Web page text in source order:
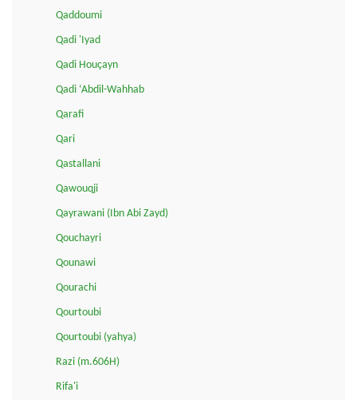
Qaddoumi
Qadi 'Iyad
Qadi Houçayn
Qadi ‘Abdil-Wahhab
Qarafi
Qari
Qastallani
Qawouqji
Qayrawani (Ibn Abi Zayd)
Qouchayri
Qounawi
Qourachi
Qourtoubi
Qourtoubi (yahya)
Razi (m.606H)
Rifa'i